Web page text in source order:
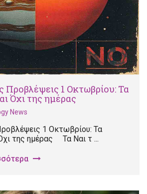
Προβλέψεις 1 Οκτωβρίου: Τα
Όχι της ημέρας
News
1 Οκτωβρίου: Τα
της ημέρας Τα Ναι τ ...